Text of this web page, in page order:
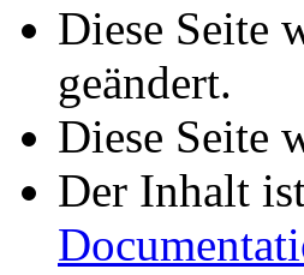
Diese Seite
geändert.
Diese Seite
Der Inhalt